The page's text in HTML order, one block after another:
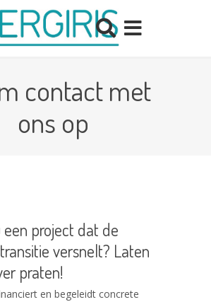
contact met
ons op
project dat de
versnelt? Laten
praten!
en begeleidt concrete